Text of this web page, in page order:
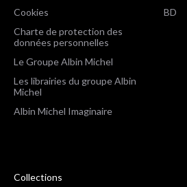
Cookies
Charte de protection des
données personnelles
Le Groupe Albin Michel
Les librairies du groupe Albin
Michel
Albin Michel Imaginaire
BD
Collections